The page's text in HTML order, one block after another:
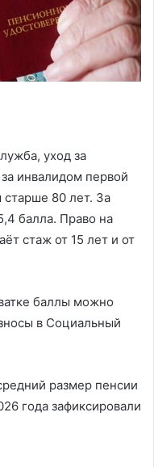
уход за
инвалидом первой
80 лет. За
балла. Право на
стаж от 15 лет и от
баллы можно
в Социальный
размер пенсии
года зафиксировали